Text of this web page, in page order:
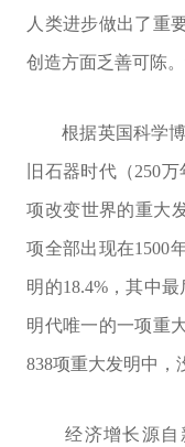
人类进步做出了重
创造方面乏善可陈
根据英国科学博
旧石器时代（250
项改变世界的重大
项全部出现在1500
明的18.4%，其中
明代唯一的一项重
838项重大发明中，
经济增长源自